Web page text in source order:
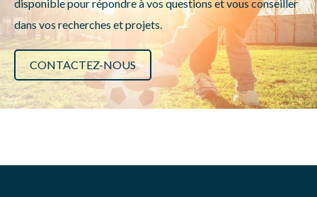
disponible pour répondre à vos questions et vous conseiller
dans vos recherches et projets.
CONTACTEZ-NOUS